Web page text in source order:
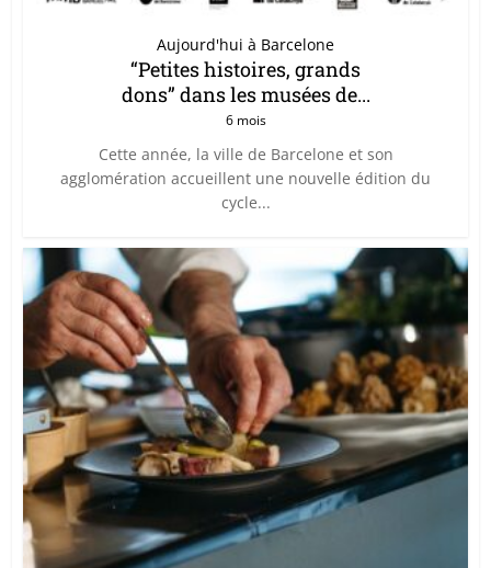
Aujourd'hui à Barcelone
“Petites histoires, grands
dons” dans les musées de...
6 mois
Cette année, la ville de Barcelone et son
agglomération accueillent une nouvelle édition du
cycle...